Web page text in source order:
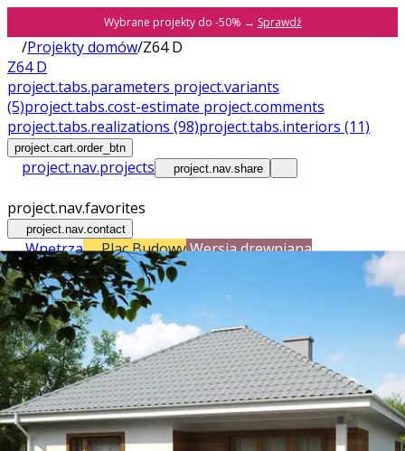
Wybrane projekty do -50% → Sprawdź
/Projekty domów/Z64 D
Z64 D
project.tabs.parameters project.variants
(5)project.tabs.cost-estimate project.comments
project.tabs.realizations (98)project.tabs.interiors (11)
project.cart.order_btn
project.nav.projects project.nav.share
project.nav.favorites
project.nav.contact
Wnętrza Plac BudowyWersja drewniana